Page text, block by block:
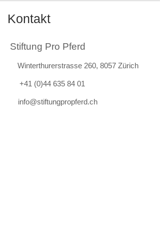
Kontakt
Stiftung Pro Pferd
Winterthurerstrasse 260, 8057 Zürich
+41 (0)44 635 84 01
info@stiftungpropferd.ch